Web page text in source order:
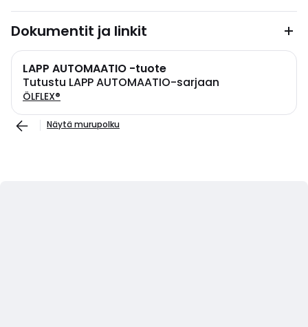
Dokumentit ja linkit
LAPP AUTOMAATIO -tuote
Tutustu LAPP AUTOMAATIO-sarjaan
ÖLFLEX®
Näytä murupolku